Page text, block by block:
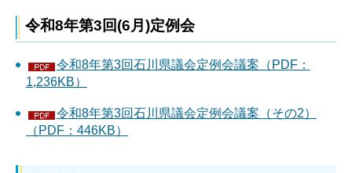
令和8年第3回(6月)定例会
令和8年第3回石川県議会定例会議案（PDF：
1,236KB）
令和8年第3回石川県議会定例会議案（その2）
（PDF：446KB）